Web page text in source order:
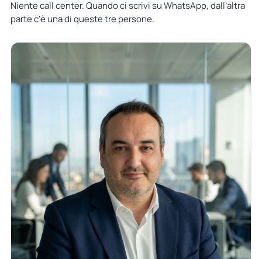
Niente call center. Quando ci scrivi su WhatsApp, dall’altra
parte c’è una di queste tre persone.